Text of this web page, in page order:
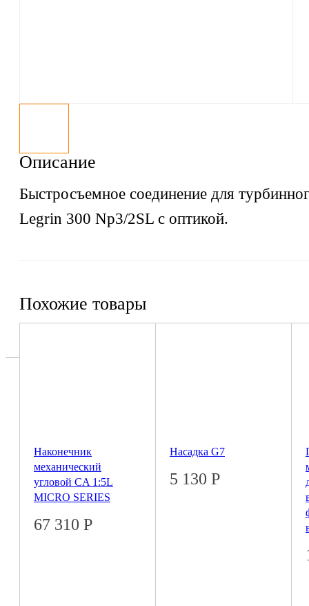
Описание
Быстросъемное соединение для
Legrin 300 Np3/2SL с оптикой.
Похожие товары
Наконечник
механический
угловой CA 1:5L
MICRO SERIES
67 310 Р
Насадка G7
5 130 Р